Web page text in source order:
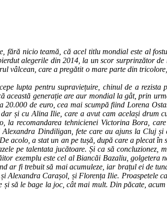
fără nicio teamă, că acel titlu mondial este al
alegerile din 2014, la un scor surprinzător
vâlcean, care a pregătit o mare parte din
lupta pentru supraviețuire, chinul de a
această generație are aur mondial la gât, prin
20.000 de euro, cea mai scumpă fiind Lorena
și cu Alina Ilie, care a avut cam același drum
la recomandarea tehnicienei Victorina Bora,
Alexandra Dindiligan, fete care au ajuns la Cluj
acolo, a stat un an pe tușă, după care a plecat
pe talentata jucătoare. Și ca să
exemplu este cel al Biancăi Bazaliu,
ar fi trebuit să mai acumuleze, iar brațul ei de
Alexandra Carașol, și Florența Ilie. Proaspetele
și să le bage la joc, cât mai mult. Din păcate,